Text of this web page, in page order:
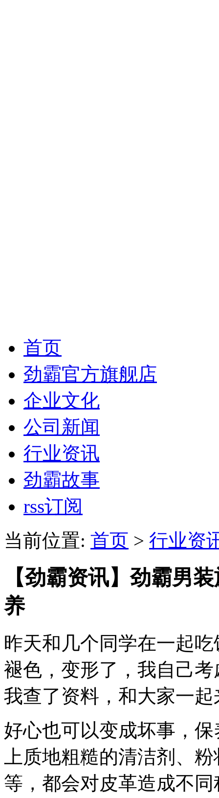
首页
劲霸官方旗舰店
企业文化
公司新闻
行业资讯
劲霸故事
rss订阅
当前位置: 首页 > 行业资
【劲霸资讯】劲霸男
养
昨天和几个同学在一起
褪色，变形了，我自己
我查了资料，和大家一
好心也可以变成坏事，
上质地粗糙的清洁剂、
等，都会对皮革造成不